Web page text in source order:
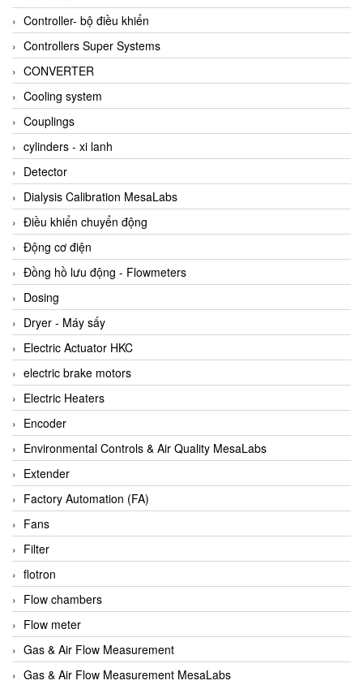
Albrecht-Automatik Viet Nam
Allen Bradley Vietnam
Alpha Moisture Vietnam
Alpha-Achem Vietnam
Alphino
ALRE-IT Vietnam
Altech
Amarillo Gear
Ametek
AMPTRON Vietnam
AND Vietnam
ANDERSON-NEGELE
ANDILOG Technologies Vietnam
Anritsu
ANTEC S.A
Antico pumps
Anybus/ HMS
AOBEN
Apex Dynamics Vietnam
Apex Dynamics Vietnam
Apiste
APLISENS VietNam
Apollo Fire
Appleton
AQ Matic
Aqualabo Vietnam
Aquametro
Controller- bộ điều khiển
Controllers Super Systems
CONVERTER
Cooling system
Couplings
cylinders - xi lanh
Detector
Dialysis Calibration MesaLabs
Điều khiển chuyển động
Động cơ điện
Đồng hồ lưu động - Flowmeters
Dosing
Dryer - Máy sấy
Electric Actuator HKC
electric brake motors
Electric Heaters
Encoder
Environmental Controls & Air Quality MesaLabs
Extender
Factory Automation (FA)
Fans
Filter
flotron
Flow chambers
Flow meter
Gas & Air Flow Measurement
Gas & Air Flow Measurement MesaLabs